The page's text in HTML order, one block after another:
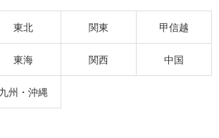
東北 関東 甲信越
東海 関西 中国
九州・沖縄